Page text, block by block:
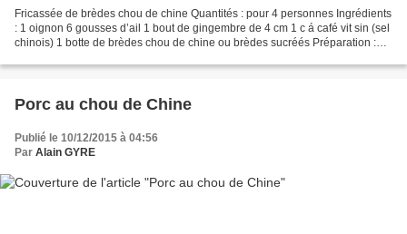
Fricassée de brèdes chou de chine Quantités : pour 4 personnes Ingrédients
: 1 oignon 6 gousses d’ail 1 bout de gingembre de 4 cm 1 c á café vit sin (sel
chinois) 1 botte de brèdes chou de chine ou brèdes sucréés Préparation :
Porc au chou de Chine
Publié le 10/12/2015 à 04:56
Par Alain GYRE